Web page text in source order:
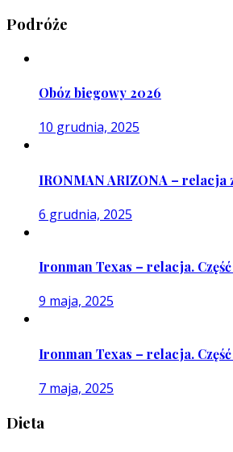
Podróże
Obóz biegowy 2026
10 grudnia, 2025
IRONMAN ARIZONA – relacja
6 grudnia, 2025
Ironman Texas – relacja.
9 maja, 2025
Ironman Texas – relacja.
7 maja, 2025
Dieta